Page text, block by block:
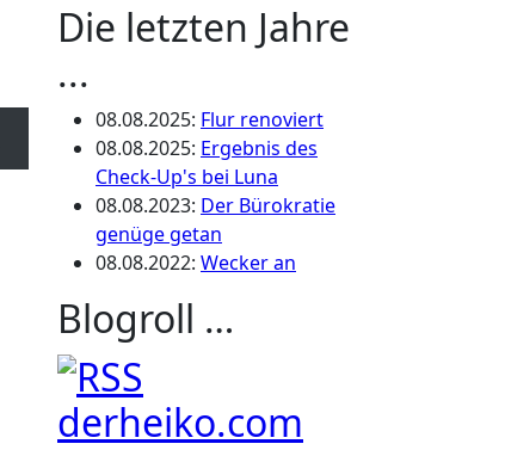
Die letzten Jahre
...
08.08.2025: Flur renoviert
08.08.2025: Ergebnis des
Check-Up's bei Luna
08.08.2023: Der Bürokratie
genüge getan
08.08.2022: Wecker an
Blogroll …
derheiko.com